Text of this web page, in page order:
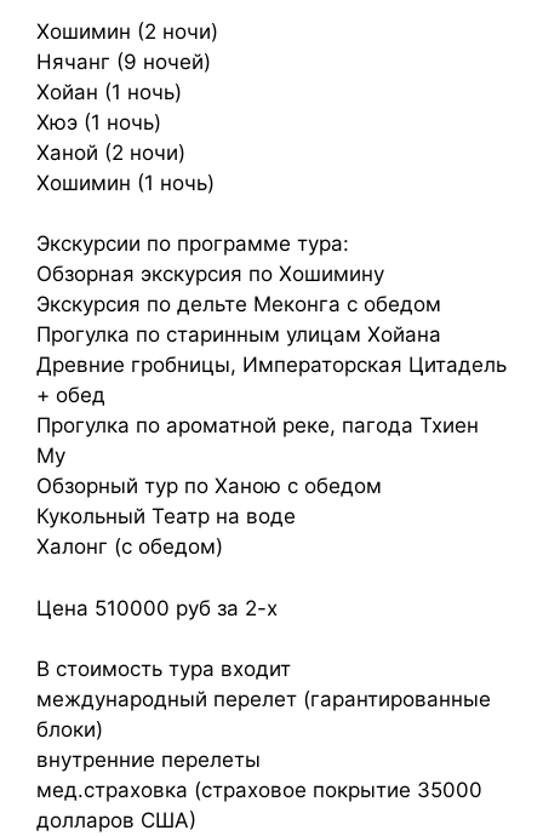
Хошимин (2 ночи)
Нячанг (9 ночей)
Хойан (1 ночь)
Хюэ (1 ночь)
Ханой (2 ночи)
Хошимин (1 ночь)
Экскурсии по программе тура:
Обзорная экскурсия по Хошимину
Экскурсия по дельте Меконга с обедом
Прогулка по старинным улицам Хойана
Древние гробницы, Императорская Цитадель
+ обед
Прогулка по ароматной реке, пагода Тхиен
Му
Обзорный тур по Ханою с обедом
Кукольный Театр на воде
Халонг (с обедом)
Цена 510000 руб за 2-х
В стоимость тура входит
международный перелет (гарантированные
блоки)
внутренние перелеты
мед.страховка (страховое покрытие 35000
долларов США)